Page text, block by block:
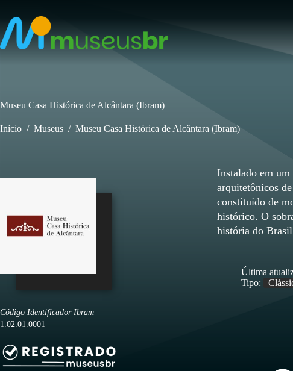
para
conteúdo
Museu Casa Histórica de Alcântara (Ibram)
Início / Museus / Museu Casa Histórica de Alcântara (Ibram)
Código Identificador Ibram
1.02.01.0001
Instalado em
arquitetônicos
constituído de
histórico. O
história do
Última
Tipo: